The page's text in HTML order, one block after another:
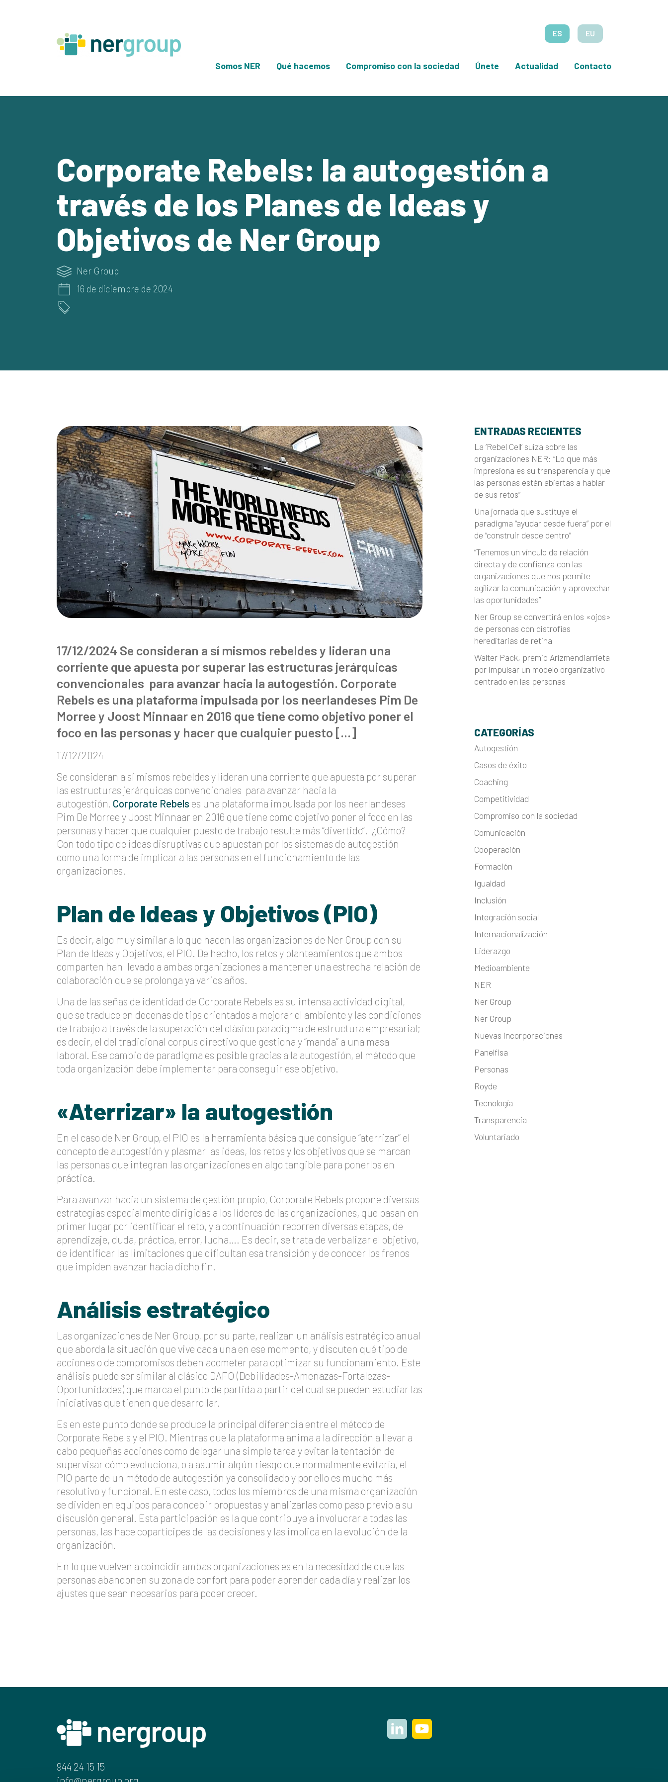
ES EU
Somos NER Qué hacemos Compromiso con la sociedad Únete Actualidad Contacto
Corporate Rebels: la autogestión a
través de los Planes de Ideas y
Objetivos de Ner Group
Ner Group
16 de diciembre de 2024
17/12/2024 Se consideran a sí mismos rebeldes y lideran una
corriente que apuesta por superar las estructuras jerárquicas
convencionales para avanzar hacia la autogestión. Corporate
Rebels es una plataforma impulsada por los neerlandeses Pim De
Morree y Joost Minnaar en 2016 que tiene como objetivo poner el
foco en las personas y hacer que cualquier puesto […]
17/12/2024
Se consideran a sí mismos rebeldes y lideran una corriente que apuesta por superar
las estructuras jerárquicas convencionales para avanzar hacia la
autogestión. Corporate Rebels es una plataforma impulsada por los neerlandeses
Pim De Morree y Joost Minnaar en 2016 que tiene como objetivo poner el foco en las
personas y hacer que cualquier puesto de trabajo resulte más “divertido”. ¿Cómo?
Con todo tipo de ideas disruptivas que apuestan por los sistemas de autogestión
como una forma de implicar a las personas en el funcionamiento de las
organizaciones.
Plan de Ideas y Objetivos (PIO)
Es decir, algo muy similar a lo que hacen las organizaciones de Ner Group con su
Plan de Ideas y Objetivos, el PIO. De hecho, los retos y planteamientos que ambos
comparten han llevado a ambas organizaciones a mantener una estrecha relación de
colaboración que se prolonga ya varios años.
Una de las señas de identidad de Corporate Rebels es su intensa actividad digital,
que se traduce en decenas de tips orientados a mejorar el ambiente y las condiciones
de trabajo a través de la superación del clásico paradigma de estructura empresarial;
es decir, el del tradicional corpus directivo que gestiona y “manda” a una masa
laboral. Ese cambio de paradigma es posible gracias a la autogestión, el método que
toda organización debe implementar para conseguir ese objetivo.
«Aterrizar» la autogestión
En el caso de Ner Group, el PIO es la herramienta básica que consigue “aterrizar” el
concepto de autogestión y plasmar las ideas, los retos y los objetivos que se marcan
las personas que integran las organizaciones en algo tangible para ponerlos en
práctica.
Para avanzar hacia un sistema de gestión propio, Corporate Rebels propone diversas
estrategias especialmente dirigidas a los líderes de las organizaciones, que pasan en
primer lugar por identificar el reto, y a continuación recorren diversas etapas, de
aprendizaje, duda, práctica, error, lucha…. Es decir, se trata de verbalizar el objetivo,
de identificar las limitaciones que dificultan esa transición y de conocer los frenos
que impiden avanzar hacia dicho fin.
Análisis estratégico
Las organizaciones de Ner Group, por su parte, realizan un análisis estratégico anual
que aborda la situación que vive cada una en ese momento, y discuten qué tipo de
acciones o de compromisos deben acometer para optimizar su funcionamiento. Este
análisis puede ser similar al clásico DAFO (Debilidades-Amenazas-Fortalezas-
Oportunidades) que marca el punto de partida a partir del cual se pueden estudiar las
iniciativas que tienen que desarrollar.
Es en este punto donde se produce la principal diferencia entre el método de
Corporate Rebels y el PIO. Mientras que la plataforma anima a la dirección a llevar a
cabo pequeñas acciones como delegar una simple tarea y evitar la tentación de
supervisar cómo evoluciona, o a asumir algún riesgo que normalmente evitaría, el
PIO parte de un método de autogestión ya consolidado y por ello es mucho más
resolutivo y funcional. En este caso, todos los miembros de una misma organización
se dividen en equipos para concebir propuestas y analizarlas como paso previo a su
discusión general. Esta participación es la que contribuye a involucrar a todas las
personas, las hace copartícipes de las decisiones y las implica en la evolución de la
organización.
En lo que vuelven a coincidir ambas organizaciones es en la necesidad de que las
personas abandonen su zona de confort para poder aprender cada día y realizar los
ajustes que sean necesarios para poder crecer.
ENTRADAS RECIENTES
La ‘Rebel Cell’ suiza sobre las
organizaciones NER: “Lo que más
impresiona es su transparencia y que
las personas están abiertas a hablar
de sus retos”
Una jornada que sustituye el
paradigma “ayudar desde fuera” por el
de “construir desde dentro”
“Tenemos un vínculo de relación
directa y de confianza con las
organizaciones que nos permite
agilizar la comunicación y aprovechar
las oportunidades”
Ner Group se convertirá en los «ojos»
de personas con distrofias
hereditarias de retina
Walter Pack, premio Arizmendiarrieta
por impulsar un modelo organizativo
centrado en las personas
CATEGORÍAS
Autogestión
Casos de éxito
Coaching
Competitividad
Compromiso con la sociedad
Comunicación
Cooperación
Formación
Igualdad
Inclusión
Integración social
Internacionalización
Liderazgo
Medioambiente
NER
Ner Group
Ner Group
Nuevas incorporaciones
Panelfisa
Personas
Royde
Tecnología
Transparencia
Voluntariado
944 24 15 15